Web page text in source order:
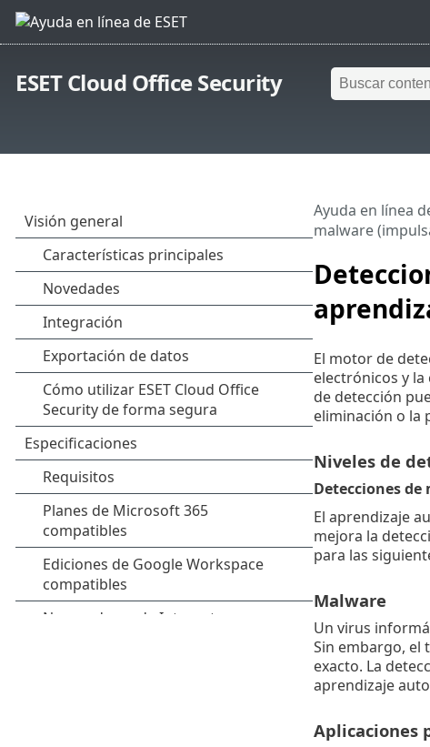
ESET Cloud Office Security
Ayuda en línea
malware
El motor de
electrónicos y
de detección
eliminación o la
Niveles de
Detecciones
El aprendizaje
mejora la
para las
Malware
Un virus
Sin embargo, el
exacto. La
aprendizaje
Aplicaciones